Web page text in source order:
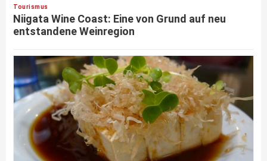
Tourismus
Niigata Wine Coast: Eine von Grund auf neu
entstandene Weinregion